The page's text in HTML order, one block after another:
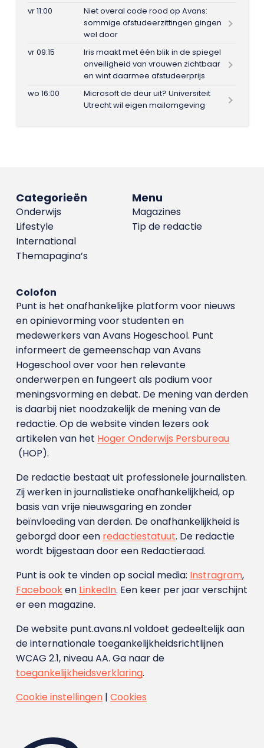
vr 11:00
Niet overal code rood op Avans:
sommige afstudeerzittingen gingen
wel door
vr 09:15
Iris maakt met één blik in de spiegel
onveiligheid van vrouwen zichtbaar
en wint daarmee afstudeerprijs
wo 16:00
Microsoft de deur uit? Universiteit
Utrecht wil eigen mailomgeving
Menu
Magazines
Tip de redactie
Categorieën
Onderwijs
Lifestyle
International
Themapagina’s
Colofon
Punt is het onafhankelijke platform voor nieuws
en opinievorming voor studenten en
medewerkers van Avans Hoge­school. Punt
informeert de gemeenschap van Avans
Hogeschool over voor hen relevante
onderwerpen en fungeert als podium voor
meningsvorming en debat. De mening van derden
is daarbij niet noodzakelijk de mening van de
redactie. Op de website vinden lezers ook
artikelen van het Hoger Onderwijs Persbureau
(HOP).
De redactie bestaat uit professionele journalisten.
Zij werken in journalistieke onafhankelijkheid, op
basis van vrije nieuwsgaring en zonder
beïnvloeding van derden. De onafhankelijkheid is
geborgd door een redactiestatuut. De redactie
wordt bijgestaan door een Redactieraad.
Punt is ook te vinden op social media: Instragram,
Facebooken LinkedIn. Een keer per jaar verschijnt
er een magazine.
De website punt.avans.nl voldoet gedeeltelijk aan
de internationale toegankelijkheidsrichtlijnen
WCAG 2.1, niveau AA. Ga naar de
toegankelijkheidsverklaring.
Cookie instellingen| Cookies